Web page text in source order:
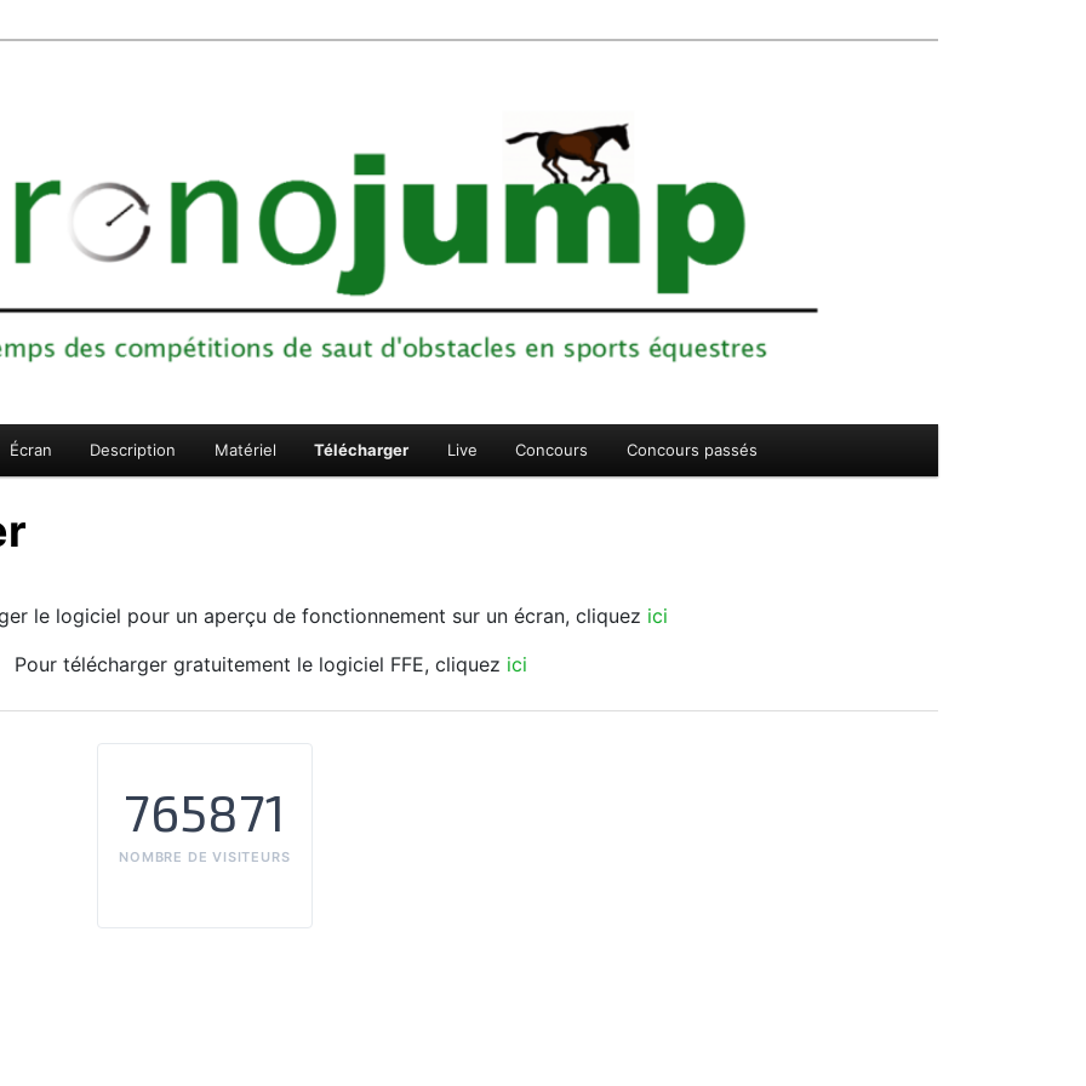
Écran Description Matériel Télécharger Live Concours Concours passés
le logiciel pour un aperçu de fonctionnement sur un écran, cliquez ici
Pour télécharger gratuitement le logiciel FFE, cliquez ici
765871
NOMBRE DE VISITEURS